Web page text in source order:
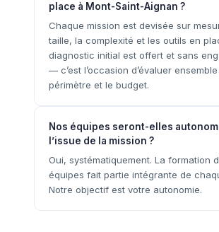
place à Mont-Saint-Aignan ?
Chaque mission est devisée sur
taille, la complexité et les outils en
diagnostic initial est offert et sans
— c’est l’occasion d’évaluer
périmètre et le budget.
Nos équipes seront-elles
l’issue de la mission ?
Oui, systématiquement. La formation
équipes fait partie intégrante de
Notre objectif est votre autonomie.